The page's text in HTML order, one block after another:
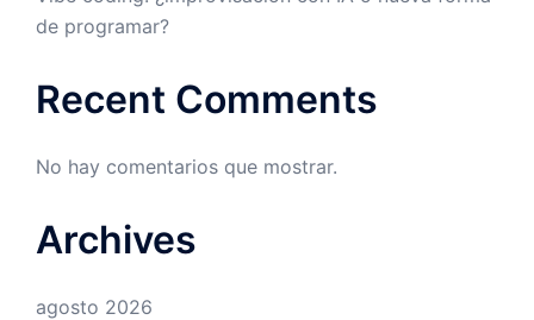
de programar?
Recent Comments
No hay comentarios que mostrar.
Archives
agosto 2026